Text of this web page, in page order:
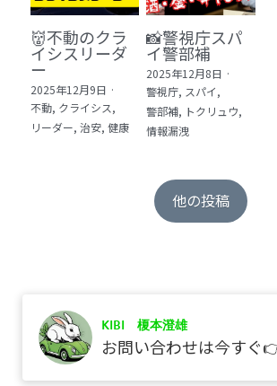
👹不動のクラ
イシスリーダ
ー
2025年12月9日 ·
不動, クライシス,
リーダー, 治安, 健康
📸警視庁スパ
イ警部補
2025年12月8日 ·
警視庁, スパイ,
警部補, トクリュウ,
情報漏洩
他の投稿
©2017 kibi inc.（株式会社
KIBI 榎本澄雄
お問い合わせは今すぐ